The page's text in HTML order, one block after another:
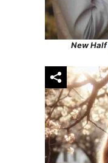
New Half